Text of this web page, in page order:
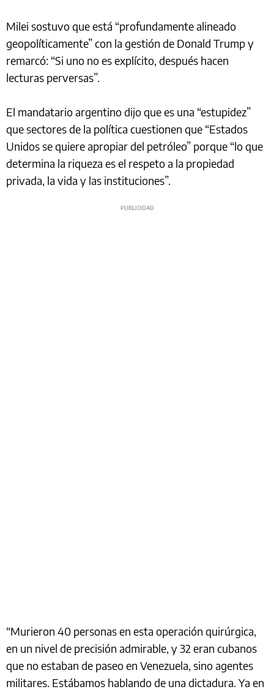
Milei sostuvo que está “profundamente alineado
geopolíticamente” con la gestión de Donald Trump y
remarcó: “Si uno no es explícito, después hacen
lecturas perversas”.
El mandatario argentino dijo que es una “estupidez”
que sectores de la política cuestionen que “Estados
Unidos se quiere apropiar del petróleo” porque “lo que
determina la riqueza es el respeto a la propiedad
privada, la vida y las instituciones”.
“Murieron 40 personas en esta operación quirúrgica,
en un nivel de precisión admirable, y 32 eran cubanos
que no estaban de paseo en Venezuela, sino agentes
militares. Estábamos hablando de una dictadura. Ya en